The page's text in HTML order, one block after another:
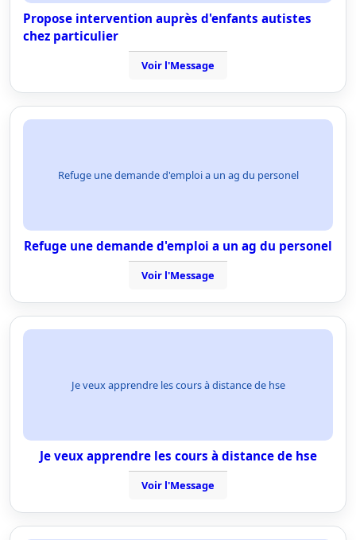
Propose intervention auprès d'enfants autistes
chez particulier
Voir l'Message
Refuge une demande d'emploi a un ag du personel
Refuge une demande d'emploi a un ag du personel
Voir l'Message
Je veux apprendre les cours à distance de hse
Je veux apprendre les cours à distance de hse
Voir l'Message